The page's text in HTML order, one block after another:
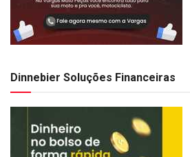
Dinnebier Soluções Financeiras